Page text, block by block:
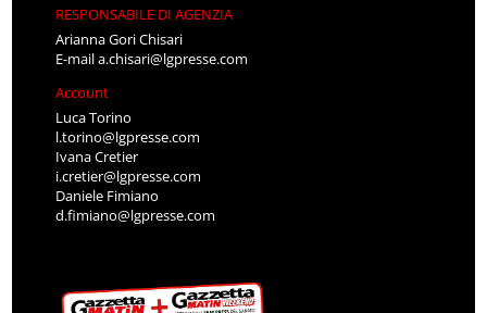
RESPONSABILE DI AGENZIA
Arianna Gori Chisari
E-maila.chisari@lgpresse.com
Account
Luca Torino
l.torino@lgpresse.com
Ivana Cretier
i.cretier@lgpresse.com
Daniele Fimiano
d.fimiano@lgpresse.com